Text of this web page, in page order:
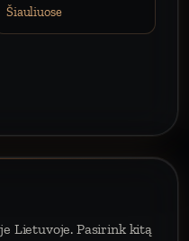
Šiauliuose
Lietuvoje. Pasirink kitą